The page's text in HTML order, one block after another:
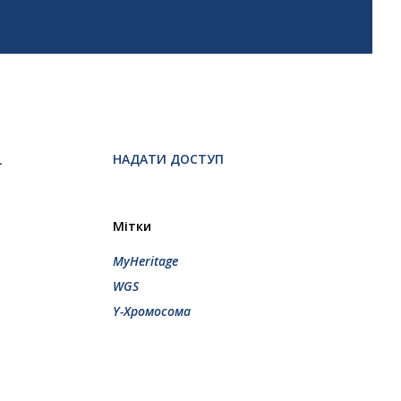
НАДАТИ ДОСТУП
Мітки
MyHeritage
WGS
Y-Хромосома